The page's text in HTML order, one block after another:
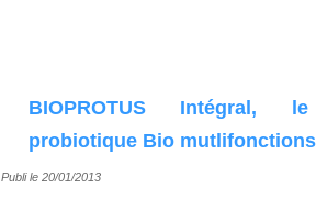
BIOPROTUS Intégral,
probiotique Bio mutlifonctions
Publi le 20/01/2013